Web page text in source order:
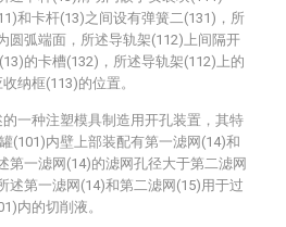
和卡杆(13)之间设有弹簧二(131)，所
圆弧端面，所述导轨架(112)上间隔开
的卡槽(132)，所述导轨架(112)上的
纳框(113)的位置。
一种注塑模具制造用开孔装置，其特
(101)内壁上部装配有第一滤网(14)和
第一滤网(14)的滤网孔径大于第二滤网
述第一滤网(14)和第二滤网(15)用于过
内的切削液。